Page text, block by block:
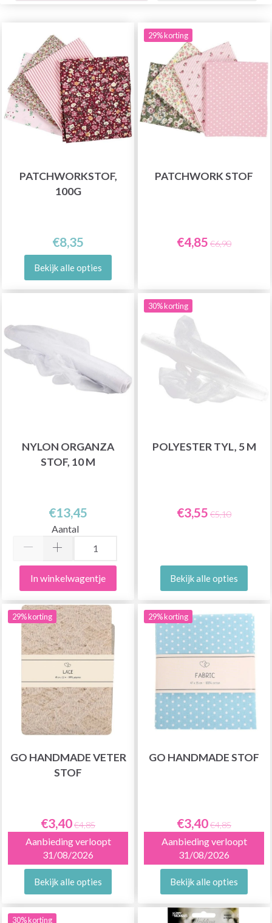
PATCHWORKSTOF,
100G
€8,35
Bekijk alle opties
29% korting
PATCHWORK STOF
€4,85 €6,90
NYLON ORGANZA
STOF, 10 M
€13,45
Aantal
In winkelwagentje
30% korting
POLYESTER TYL, 5 M
€3,55 €5,10
Bekijk alle opties
29% korting
GO HANDMADE VETER
STOF
€3,40€4,85
Aanbieding verloopt
31/08/2026
Bekijk alle opties
29% korting
GO HANDMADE STOF
€3,40€4,85
Aanbieding verloopt
31/08/2026
Bekijk alle opties
30% korting